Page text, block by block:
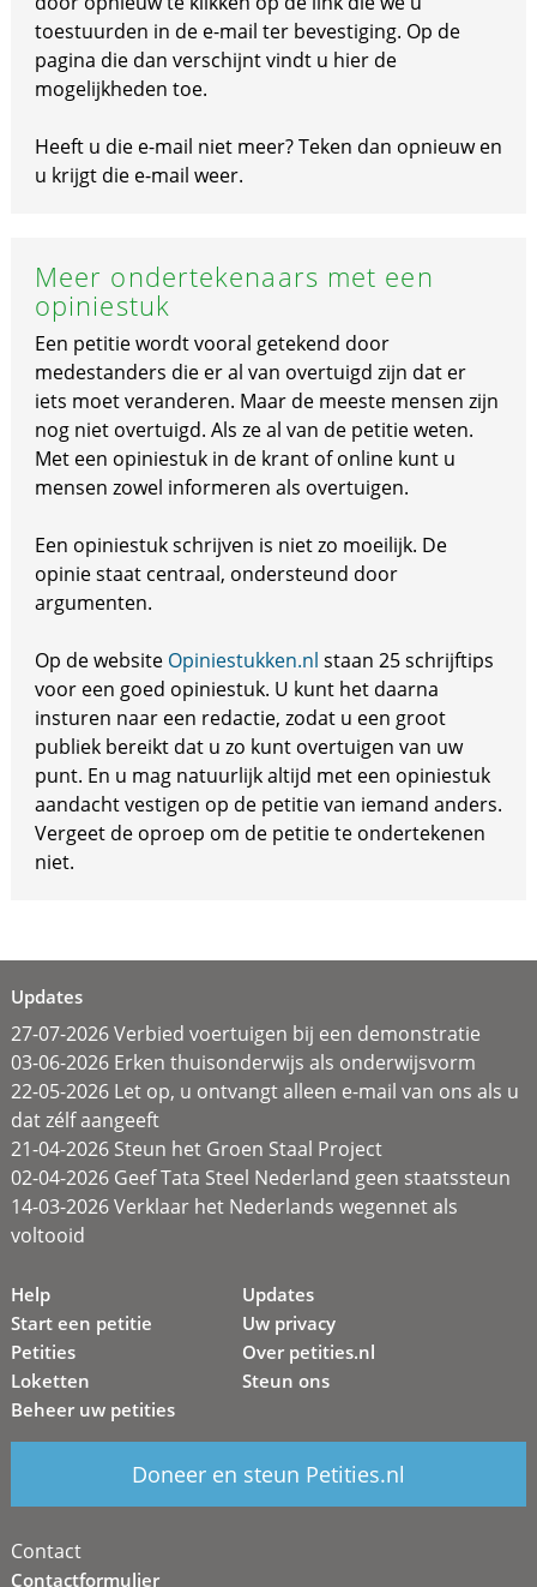
toestuurden in de e-mail ter bevestiging. Op de
pagina die dan verschijnt vindt u hier de
mogelijkheden toe.
Heeft u die e-mail niet meer? Teken dan opnieuw en
u krijgt die e-mail weer.
Meer ondertekenaars met een
opiniestuk
Een petitie wordt vooral getekend door
medestanders die er al van overtuigd zijn dat er
iets moet veranderen. Maar de meeste mensen zijn
nog niet overtuigd. Als ze al van de petitie weten.
Met een opiniestuk in de krant of online kunt u
mensen zowel informeren als overtuigen.
Een opiniestuk schrijven is niet zo moeilijk. De
opinie staat centraal, ondersteund door
argumenten.
Op de website Opiniestukken.nl staan 25 schrijftips
voor een goed opiniestuk. U kunt het daarna
insturen naar een redactie, zodat u een groot
publiek bereikt dat u zo kunt overtuigen van uw
punt. En u mag natuurlijk altijd met een opiniestuk
aandacht vestigen op de petitie van iemand anders.
Vergeet de oproep om de petitie te ondertekenen
niet.
Updates
27-07-2026 Verbied voertuigen bij een demonstratie
03-06-2026 Erken thuisonderwijs als onderwijsvorm
22-05-2026 Let op, u ontvangt alleen e-mail van ons als u
dat zélf aangeeft
21-04-2026 Steun het Groen Staal Project
02-04-2026 Geef Tata Steel Nederland geen staatssteun
14-03-2026 Verklaar het Nederlands wegennet als
voltooid
Help
Start een petitie
Petities
Loketten
Beheer uw petities
Updates
Uw privacy
Over petities.nl
Steun ons
Doneer en steun Petities.nl
Contact
Contactformulier